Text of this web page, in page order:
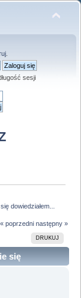
.
sesji
dowiedziałem...
« poprzedni następny »
DRUKUJ
się